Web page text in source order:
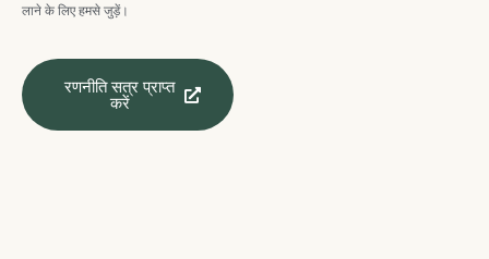
लाने के लिए हमसे जुड़ें।
रणनीति सत्र प्राप्त
करें